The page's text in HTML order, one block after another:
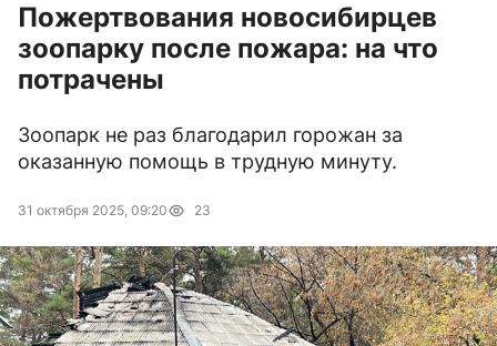
Пожертвования новосибирцев
зоопарку после пожара: на что
потрачены
Зоопарк не раз благодарил горожан за
оказанную помощь в трудную минуту.
31 октября 2025, 09:20 23